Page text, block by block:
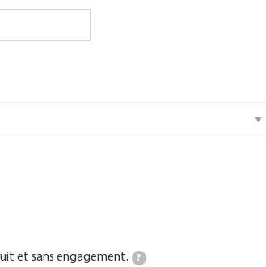
et sans engagement.
?